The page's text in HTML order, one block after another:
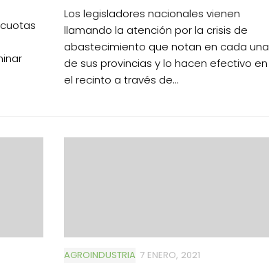
Los legisladores nacionales vienen
llamando la atención por la crisis de
abastecimiento que notan en cada una
de sus provincias y lo hacen efectivo en
el recinto a través de...
AGROINDUSTRIA 7 ENERO, 2021